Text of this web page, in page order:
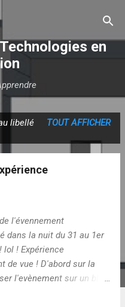
en
libellé
TOUT AFFICHER
l'évennement
dans la nuit du 31 au 1er
! Expérience
de vue ! D'abord sur la
l'evènement sur un blog